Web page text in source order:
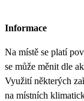
Informace
Na místě se platí
se může měnit dle
Využití některých
na místních